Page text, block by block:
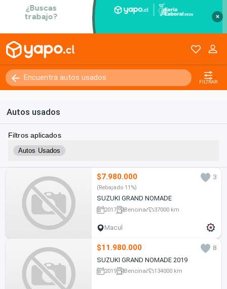
×
FILTRAR
Autos usados
Filtros aplicados
Autos Usados
$7.980.000 3
(Rebajado 11%)
SUZUKI GRAND NOMADE
2017 Bencina 37000 km
Macul
$11.980.000
8
SUZUKI GRAND NOMADE 2019
2019 Bencina 134000 km